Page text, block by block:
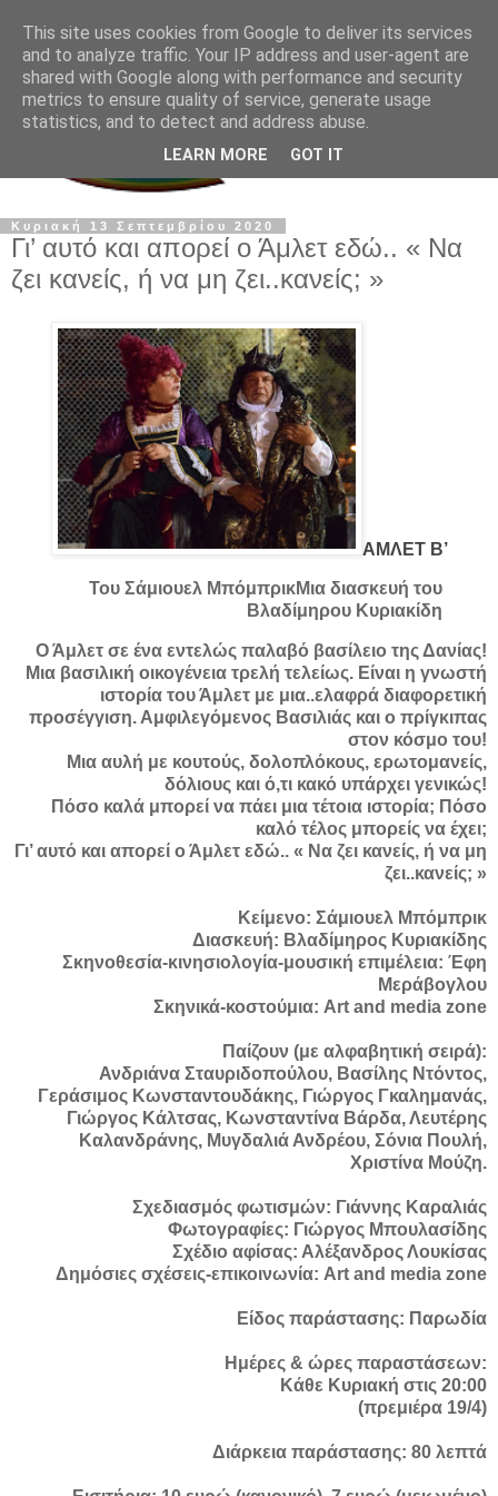
Κυριακή 13 Σεπτεμβρίου 2020
Γι’ αυτό και απορεί ο Άμλετ εδώ.. « Να
ζει κανείς, ή να μη ζει..κανείς; »
ΑΜΛΕΤ Β’
Του Σάμιουελ ΜπόμπρικΜια διασκευή του
Βλαδίμηρου Κυριακίδη
Ο Άμλετ σε ένα εντελώς παλαβό βασίλειο της Δανίας!
Μια βασιλική οικογένεια τρελή τελείως. Είναι η γνωστή
ιστορία του Άμλετ με μια..ελαφρά διαφορετική
προσέγγιση. Αμφιλεγόμενος Βασιλιάς και ο πρίγκιπας
στον κόσμο του!
Μια αυλή με κουτούς, δολοπλόκους, ερωτομανείς,
δόλιους και ό,τι κακό υπάρχει γενικώς!
Πόσο καλά μπορεί να πάει μια τέτοια ιστορία; Πόσο
καλό τέλος μπορείς να έχει;
Γι’ αυτό και απορεί ο Άμλετ εδώ.. « Να ζει κανείς, ή να μη
ζει..κανείς; »
Κείμενο: Σάμιουελ Μπόμπρικ
Διασκευή: Βλαδίμηρος Κυριακίδης
Σκηνοθεσία-κινησιολογία-μουσική επιμέλεια: Έφη
Μεράβογλου
Σκηνικά-κοστούμια: Art and media zone
Παίζουν (με αλφαβητική σειρά):
Ανδριάνα Σταυριδοπούλου, Βασίλης Ντόντος,
Γεράσιμος Κωνσταντουδάκης, Γιώργος Γκαλημανάς,
Γιώργος Κάλτσας, Κωνσταντίνα Βάρδα, Λευτέρης
Καλανδράνης, Μυγδαλιά Ανδρέου, Σόνια Πουλή,
Χριστίνα Μούζη.
Σχεδιασμός φωτισμών: Γιάννης Καραλιάς
Φωτογραφίες: Γιώργος Μπουλασίδης
Σχέδιο αφίσας: Αλέξανδρος Λουκίσας
Δημόσιες σχέσεις-επικοινωνία: Art and media zone
Είδος παράστασης: Παρωδία
Ημέρες & ώρες παραστάσεων:
Κάθε Κυριακή στις 20:00
(πρεμιέρα 19/4)
Διάρκεια παράστασης: 80 λεπτά
This site uses cookies from Google to deliver its services
and to analyze traffic. Your IP address and user-agent are
shared with Google along with performance and security
metrics to ensure quality of service, generate usage
statistics, and to detect and address abuse.
LEARN MORE GOT IT